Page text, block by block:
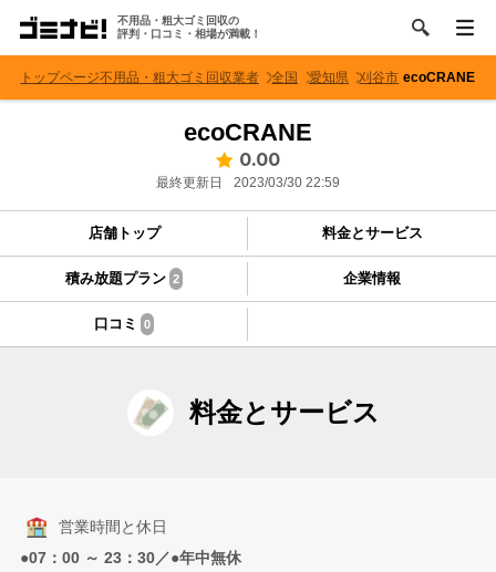
不用品・粗大ゴミ回収の
評判・口コミ・相場が満載！
トップページ不用品・粗大ゴミ回収業者 全国 愛知県 刈谷市 ecoCRANE
ecoCRANE
0.00
最終更新日 2023/03/30 22:59
店舗トップ 料金とサービス
積み放題プラン 2 企業情報
口コミ 0
料金とサービス
営業時間と休日
●07：00 ～ 23：30／●年中無休